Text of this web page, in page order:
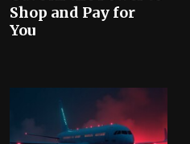
Shop and Pay for
You